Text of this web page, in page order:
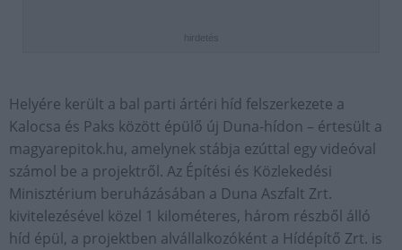
hirdetés
Helyére került a bal parti ártéri híd felszerkezete a
Kalocsa és Paks között épülő új Duna-hídon – értesült a
magyarepitok.hu, amelynek stábja ezúttal egy videóval
számol be a projektről. Az Építési és Közlekedési
Minisztérium beruházásában a Duna Aszfalt Zrt.
kivitelezésével közel 1 kilométeres, három részből álló
híd épül, a projektben alvállalkozóként a Hídépítő Zrt. is